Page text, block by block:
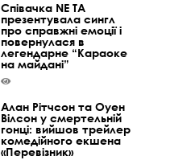
Співачка NE TA
презентувала сингл
про справжні емоції і
повернулася в
легендарне “Караоке
на майдані”
Алан Рітчсон та Оуен
Вілсон у смертельній
гонці: вийшов трейлер
комедійного екшена
«Перевізник»